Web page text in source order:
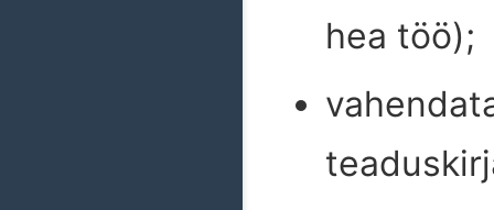
hea töö);